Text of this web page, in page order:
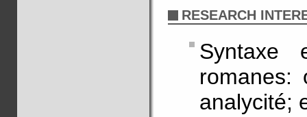
RESEARCH
Syntaxe
romanes:
analycité;